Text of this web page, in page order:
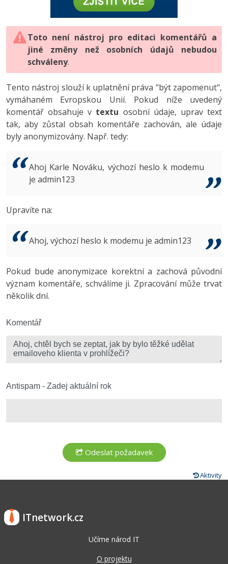
HTML5, CSS3, Bootstrap, SEO
SQL a databáze
Testování a verzování
UML a návrhové vzory
React
Spring
ASP.NET MVC
Best practices
PHP
JavaScript
Python
HTML / CSS
UML a návrhové vzory
MySQL/MariaDB
MS-SQL
Vývojář mobilních aplikací
C# Game developer
Tester
Systémový administrátor
3D grafik
Copywriter
WordPress specialista
-80%
JavaScript -80%
PHP -80%
Swift -80%
Kotlin -80%
VB.NET
Algoritmy -41%
Umělá inteligence (AI) -10%
Fórum
Digitální gramotnost
Marketing
WordPress
SEO
UX
Business
Copywriting
Windows
Kybernetická bezpečnost
Photoshop -80%
Adobe Illustrator -80%
Adobe Lightroom
Adobe XD
Adobe InDesign -25%
Adobe After Effects
Inkscape
Fórum
Toto není nástroj pro editaci komentářů a
jiné změny než osobních údajů nebudou
schváleny.
Tento nástroj slouží k uplatnění práva "být zapomenut",
vymáhaném Evropskou Unií. Pokud níže uvedený
komentář obsahuje v textu osobní údaje, uprav text
tak, aby zůstal obsah komentáře zachován, ale údaje
byly anonymizovány. Např. tedy:
Ahoj Karle Nováku, výchozí heslo k modemu
je admin123
Upravíte na:
Ahoj, výchozí heslo k modemu je admin123
Pokud bude anonymizace korektní a zachová původní
význam komentáře, schválíme ji. Zpracování může trvat
několik dní.
Komentář
Antispam - Zadej aktuální rok
Aktivity
ITnetwork.cz
Učíme národ IT
O projektu